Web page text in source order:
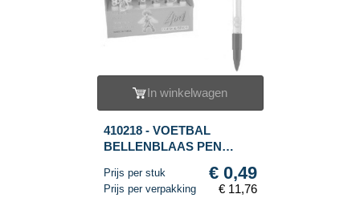
In winkelwagen
410218 - VOETBAL
BELLENBLAAS PEN
Prijs per stuk € 0,49
Prijs per verpakking € 11,76